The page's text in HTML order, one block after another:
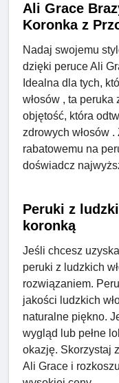
Ali Grace
Koronka z
Nadaj swojemu
dzięki peruce Ali
Idealna dla tych,
włosów , ta peruka
objętość, która
zdrowych włosów
rabatowemu na
doświadcz
Peruki z
koronką
Jeśli chcesz
peruki z ludzkich
rozwiązaniem.
jakości ludzkich
naturalne piękno.
wygląd lub pełne
okazję. Skorzystaj
Ali Grace i